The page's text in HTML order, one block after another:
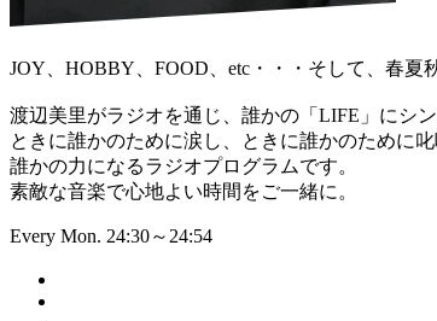
JOY、HOBBY、FOOD、etc・・・そして、春夏
渡辺美里がラジオを通じ、誰かの「LIFE」にシン
ときに誰かのために涙し、ときに誰かのために
誰かの力になるラジオプログラムです。
素敵な音楽で心地よい時間をご一緒に。
Every Mon. 24:30～24:54